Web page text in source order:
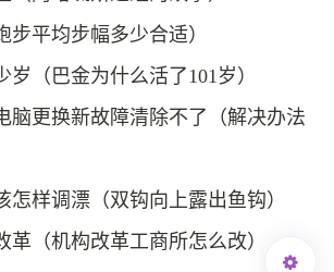
步平均步幅多少合适）
岁（巴金为什么活了101岁）
脑更换新故障清除不了（解决办法
怎样调漂（双钩向上露出鱼钩）
革（机构改革工商所怎么改）